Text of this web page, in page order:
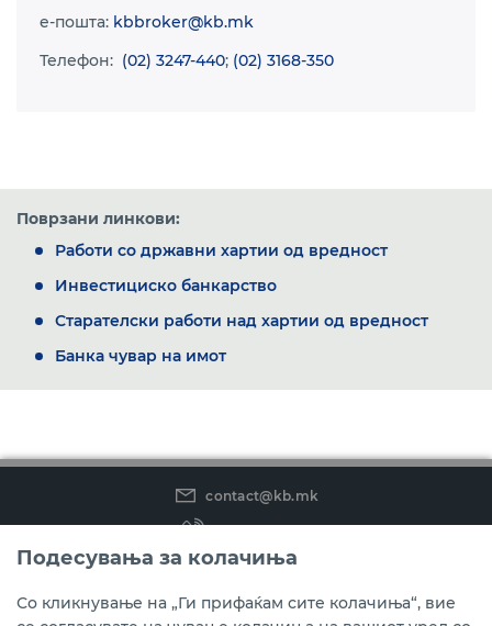
e-пошта: kbbroker@kb.mk
Телефон: (02) 3247-440; (02) 3168-350
Поврзани линкови:
Работи со државни хартии од вредност
Инвестициско банкарство
Старателски работи над хартии од вредност
Банка чувар на имот
contact@kb.mk
(02) 3 296 800
Instagram
LinkedIn
Youtube
Подесувања за колачиња
Со кликнување на „Ги прифаќам сите колачиња“, вие